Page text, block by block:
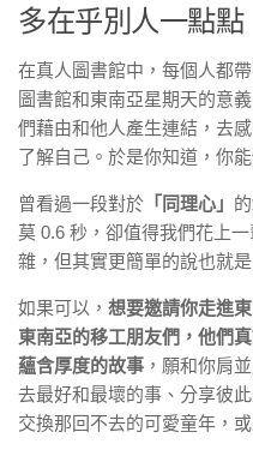
多在乎別人一點點
在真人圖書館中，每個人都
圖書館和東南亞星期天的意
們藉由和他人產生連結，去
了解自己。於是你知道，你
曾看過一段對於 「同理心」
莫 0.6 秒，卻值得我們花上
雜，但其實更簡單的說也就
如果可以， 想要邀請你走進
東南亞的移工朋友們，他們
蘊含厚度的故事 ，願和你肩
去最好和最壞的事、分享彼
交換那回不去的可愛童年，